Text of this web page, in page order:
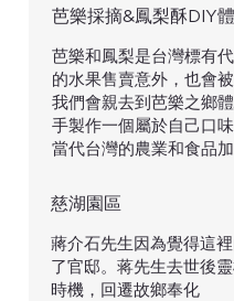
芭樂和鳳梨是台灣標有
的水果售賣意外，也會
我們會親去到芭樂之鄉
手製作一個屬於自己口
當代台灣的農業和食品加
芭樂採摘&鳳梨酥DIY
蔣介石先生因為覺得這
了官邸。蒋先生去世後
時機，回遷故鄉奉化
慈湖園區